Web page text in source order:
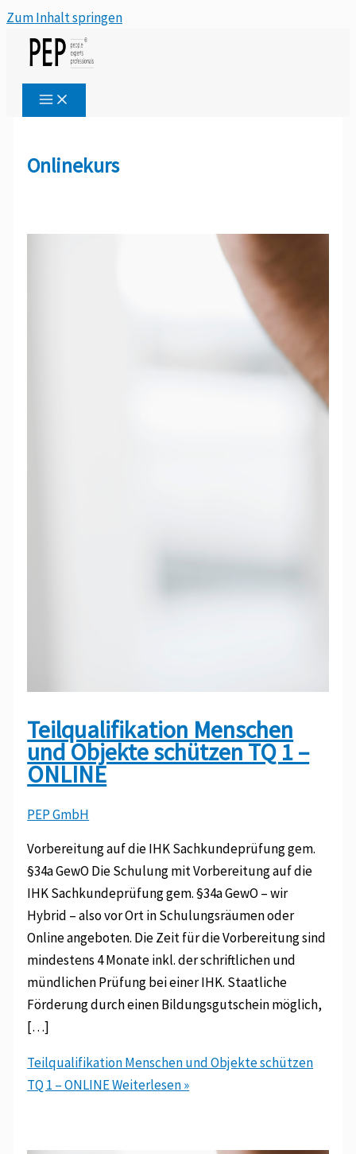
Zum Inhalt springen
Onlinekurs
Teilqualifikation Menschen
und Objekte schützen TQ 1 –
ONLINE
PEP GmbH
Vorbereitung auf die IHK Sachkundeprüfung gem.
§34a GewO Die Schulung mit Vorbereitung auf die
IHK Sachkundeprüfung gem. §34a GewO – wir
Hybrid – also vor Ort in Schulungsräumen oder
Online angeboten. Die Zeit für die Vorbereitung sind
mindestens 4 Monate inkl. der schriftlichen und
mündlichen Prüfung bei einer IHK. Staatliche
Förderung durch einen Bildungsgutschein möglich,
[…]
Teilqualifikation Menschen und Objekte schützen
TQ 1 – ONLINEWeiterlesen »